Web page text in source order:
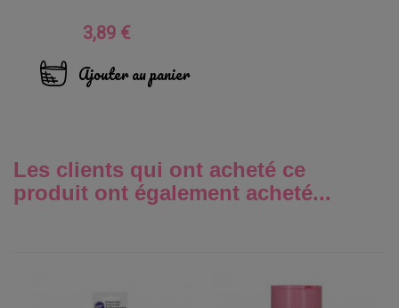
Prix
3,89 €
Ajouter au panier
Les clients qui ont acheté ce
produit ont également acheté...